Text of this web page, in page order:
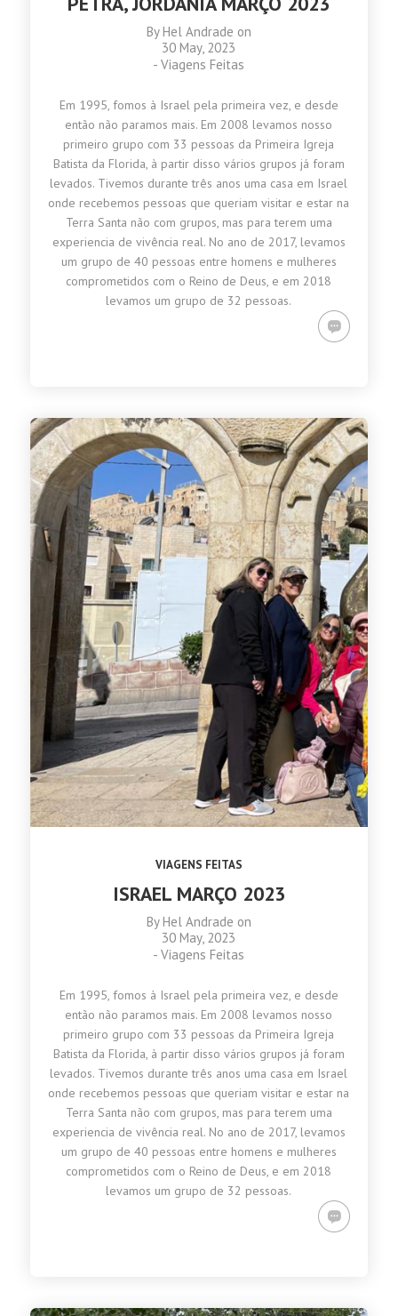
ByHel Andrade on
30 May, 2023
-Viagens Feitas
Em 1995, fomos à Israel pela primeira vez, e desde
então não paramos mais. Em 2008 levamos nosso
primeiro grupo com 33 pessoas da Primeira Igreja
Batista da Florida, à partir disso vários grupos já foram
levados. Tivemos durante três anos uma casa em Israel
onde recebemos pessoas que queriam visitar e estar na
Terra Santa não com grupos, mas para terem uma
experiencia de vivência real. No ano de 2017, levamos
um grupo de 40 pessoas entre homens e mulheres
comprometidos com o Reino de Deus, e em 2018
levamos um grupo de 32 pessoas.
VIAGENS FEITAS
ISRAEL MARÇO 2023
ByHel Andrade on
30 May, 2023
-Viagens Feitas
Em 1995, fomos à Israel pela primeira vez, e desde
então não paramos mais. Em 2008 levamos nosso
primeiro grupo com 33 pessoas da Primeira Igreja
Batista da Florida, à partir disso vários grupos já foram
levados. Tivemos durante três anos uma casa em Israel
onde recebemos pessoas que queriam visitar e estar na
Terra Santa não com grupos, mas para terem uma
experiencia de vivência real. No ano de 2017, levamos
um grupo de 40 pessoas entre homens e mulheres
comprometidos com o Reino de Deus, e em 2018
levamos um grupo de 32 pessoas.